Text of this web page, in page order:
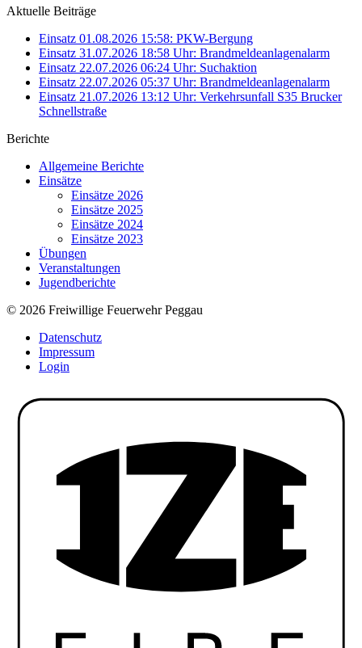
Aktuelle Beiträge
Einsatz 01.08.2026 15:58: PKW-Bergung
Einsatz 31.07.2026 18:58 Uhr: Brandmeldeanlagenalarm
Einsatz 22.07.2026 06:24 Uhr: Suchaktion
Einsatz 22.07.2026 05:37 Uhr: Brandmeldeanlagenalarm
Einsatz 21.07.2026 13:12 Uhr: Verkehrsunfall S35 Brucker
Schnellstraße
Berichte
Allgemeine Berichte
Einsätze
Einsätze 2026
Einsätze 2025
Einsätze 2024
Einsätze 2023
Übungen
Veranstaltungen
Jugendberichte
© 2026 Freiwillige Feuerwehr Peggau
Datenschutz
Impressum
Login